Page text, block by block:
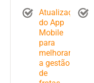
Atualizações
do App
Mobile
para
melhorar
a gestão
de